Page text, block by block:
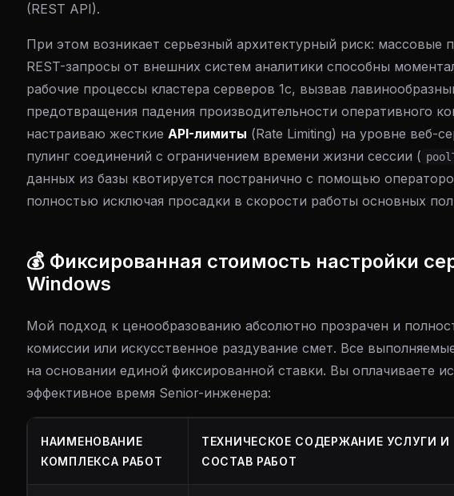
(REST API).
При этом возникает серьезный архитектурный риск: массовые
REST-запросы от внешних систем аналитики способны
рабочие процессы кластера серверов 1с, вызвав
предотвращения падения производительности оперативного
настраиваю жесткие API-лимиты (Rate Limiting) на уровне веб-
пулинг соединений с ограничением времени жизни сессии (
данных из базы квотируется постранично с помощью
полностью исключая просадки в скорости работы основных
💰 Фиксированная стоимость настройки
Windows
Мой подход к ценообразованию абсолютно прозрачен и
комиссии или искусственное раздувание смет. Все
на основании единой фиксированной ставки. Вы оплачиваете
эффективное время Senior-инженера:
НАИМЕНОВАНИЕ
КОМПЛЕКСА РАБОТ
ТЕХНИЧЕСКОЕ СОДЕРЖАНИЕ УСЛУГИ И
СОСТАВ РАБОТ